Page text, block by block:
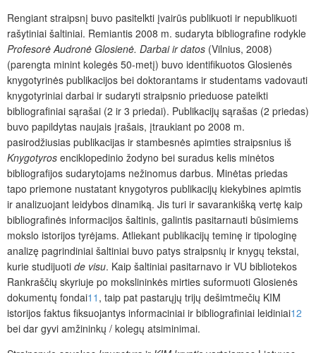
Rengiant straipsnį buvo pasitelkti įvairūs publikuoti ir nepublikuoti
rašytiniai šaltiniai. Remiantis 2008 m. sudaryta bibliografine rodykle
Profesorė Audronė Glosienė. Darbai ir datos (Vilnius, 2008)
(parengta minint kolegės 50-metį) buvo identifikuotos Glosienės
knygotyrinės publikacijos bei doktorantams ir studentams vadovauti
knygotyriniai darbai ir sudaryti straipsnio prieduose pateikti
bibliografiniai sąrašai (2 ir 3 priedai). Publikacijų sąrašas (2 priedas)
buvo papildytas naujais įrašais, įtraukiant po 2008 m.
pasirodžiusias publikacijas ir stambesnės apimties straipsnius iš
Knygotyros enciklopedinio žodyno bei suradus kelis minėtos
bibliografijos sudarytojams nežinomus darbus. Minėtas priedas
tapo priemone nustatant knygotyros publikacijų kiekybines apimtis
ir analizuojant leidybos dinamiką. Jis turi ir savarankišką vertę kaip
bibliografinės informacijos šaltinis, galintis pasitarnauti būsimiems
mokslo istorijos tyrėjams. Atliekant publikacijų teminę ir tipologinę
analizę pagrindiniai šaltiniai buvo patys straipsnių ir knygų tekstai,
kurie studijuoti de visu. Kaip šaltiniai pasitarnavo ir VU bibliotekos
Rankraščių skyriuje po mokslininkės mirties suformuoti Glosienės
dokumentų fondai11 , taip pat pastarųjų trijų dešimtmečių KIM
istorijos faktus fiksuojantys informaciniai ir bibliografiniai leidiniai12
bei dar gyvi amžininkų / kolegų atsiminimai.